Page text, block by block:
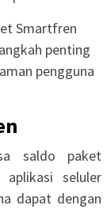
Smartfren
penting
pengguna
saldo paket
seluler
dapat dengan